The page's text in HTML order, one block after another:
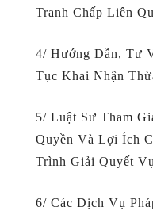
Tranh Chấp Liên
4/ Hướng Dẫn, Tư
Tục Khai Nhận
5/ Luật Sư Tham
Quyền Và Lợi Ích
Trình Giải Quyết
6/ Các Dịch Vụ